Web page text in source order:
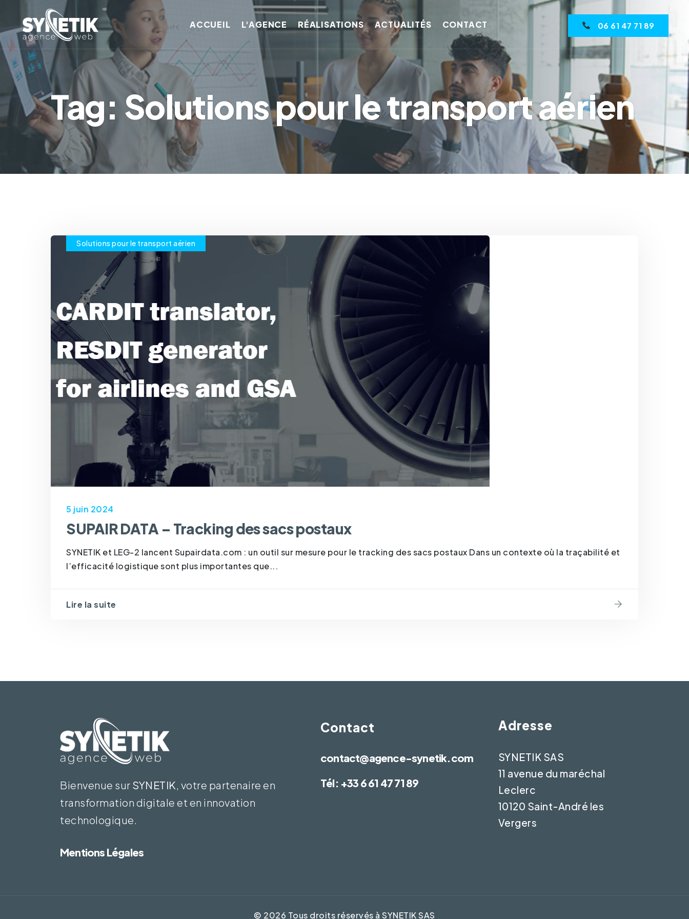
ACCUEIL L'AGENCE RÉALISATIONS ACTUALITÉS CONTACT ‏‏‎ ‎‏‏‎ ‎‏‏‎ ‎‏‏‎ ‎‏‏‎06 61 47 71 89
Tag: Solutions pour le transport aérien
Solutions pour le transport aérien
5 juin 2024
SUPAIR DATA – Tracking des sacs postaux
SYNETIK et LEG-2 lancent Supairdata.com : un outil sur mesure pour le tracking des sacs postaux Dans un contexte où la traçabilité et
l’efficacité logistique sont plus importantes que...
Lire la suite
Bienvenue sur SYNETIK, votre partenaire en
transformation digitale et en innovation
technologique.
Mentions Légales
Contact
contact@agence-synetik.com
Tél: +33‏‏‎ ‎6 61 47 71 89
Adresse
SYNETIK SAS
11 avenue du maréchal
Leclerc
10120 Saint-André les
Vergers
© 2026 Tous droits réservés à SYNETIK SAS